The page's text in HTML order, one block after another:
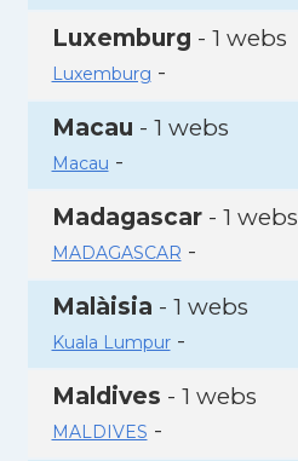
Luxemburg - 1 webs
Luxemburg -
Macau - 1 webs
Macau -
Madagascar- 1 webs
MADAGASCAR -
Malàisia - 1 webs
Kuala Lumpur-
Maldives - 1 webs
MALDIVES -